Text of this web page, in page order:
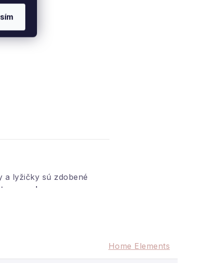
a lyžičky sú zdobené
srdca
Home Elements